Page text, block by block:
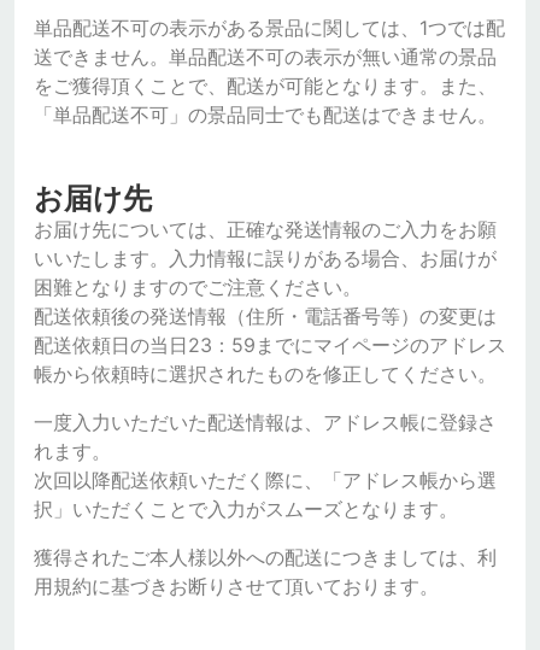
単品配送不可の表示がある景品に関しては、1つでは配
送できません。単品配送不可の表示が無い通常の景品
をご獲得頂くことで、配送が可能となります。また、
「単品配送不可」の景品同士でも配送はできません。
お届け先
お届け先については、正確な発送情報のご入力をお願
いいたします。入力情報に誤りがある場合、お届けが
困難となりますのでご注意ください。
配送依頼後の発送情報（住所・電話番号等）の変更は
配送依頼日の当日23：59までにマイページのアドレス
帳から依頼時に選択されたものを修正してください。
一度入力いただいた配送情報は、アドレス帳に登録さ
れます。
次回以降配送依頼いただく際に、「アドレス帳から選
択」いただくことで入力がスムーズとなります。
獲得されたご本人様以外への配送につきましては、利
用規約に基づきお断りさせて頂いております。